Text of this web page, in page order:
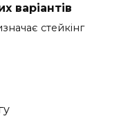
варіантів
стейкінг